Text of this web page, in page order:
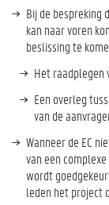
Bij de bespreking
kan naar voren
beslissing te
Het raadplegen
Een overleg
van de
Wanneer de EC
van een
wordt
leden het project